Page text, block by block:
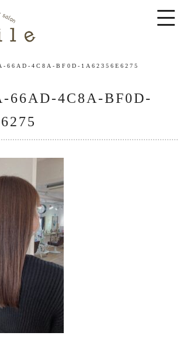
66AD-4C8A-BF0D-1A62356E6275
66AD-4C8A-BF0D-